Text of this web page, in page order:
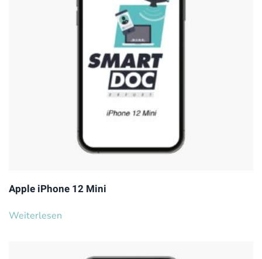
Apple iPhone 12 Mini
Weiterlesen